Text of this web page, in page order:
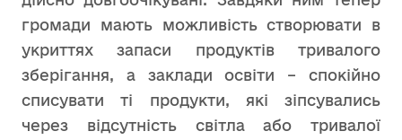
громади мають можливість створювати в
укриттях запаси продуктів тривалого
зберігання, а заклади освіти – спокійно
списувати ті продукти, які зіпсувались
через відсутність світла або тривалої